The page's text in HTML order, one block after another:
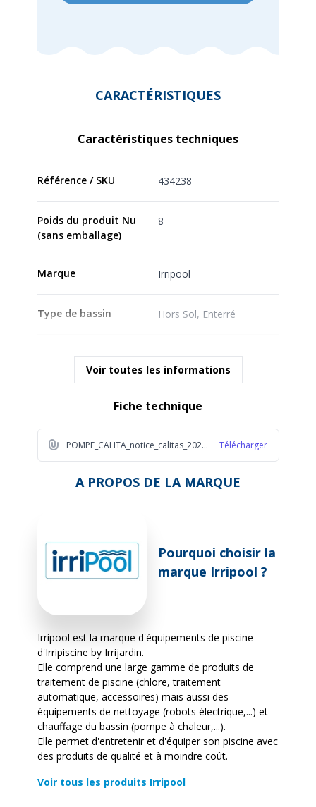
CARACTÉRISTIQUES
Caractéristiques techniques
Référence / SKU 434238
Poids du produit Nu
(sans emballage)
8
Marque Irripool
Type de bassin Hors Sol, Enterré
Volume max piscine 40 m³
Débit (m3/h)
Fixe
Auto-amorçante Oui
Corps de pompe Polypropylène
Turbine Noryl
Protection IP 55, Isolation classe F
Compatible traitement Oui
Voir toutes les informations
Fiche technique
POMPE_CALITA_notice_calitas_2022_1_a768 Télécharger
A PROPOS DE LA MARQUE
Pourquoi choisir la
marque Irripool ?
Irripool est la marque d'équipements de piscine
d'Irripiscine by Irrijardin.
Elle comprend une large gamme de produits de
traitement de piscine (chlore, traitement
automatique, accessoires) mais aussi des
équipements de nettoyage (robots électrique,...) et
chauffage du bassin (pompe à chaleur,...).
Elle permet d'entretenir et d'équiper son piscine avec
des produits de qualité et à moindre coût.
Voir tous les produits Irripool